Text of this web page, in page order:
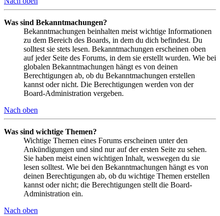
Was sind Bekanntmachungen?
Bekanntmachungen beinhalten meist wichtige Informationen
zu dem Bereich des Boards, in dem du dich befindest. Du
solltest sie stets lesen. Bekanntmachungen erscheinen oben
auf jeder Seite des Forums, in dem sie erstellt wurden. Wie bei
globalen Bekanntmachungen hängt es von deinen
Berechtigungen ab, ob du Bekanntmachungen erstellen
kannst oder nicht. Die Berechtigungen werden von der
Board-Administration vergeben.
Nach oben
Was sind wichtige Themen?
Wichtige Themen eines Forums erscheinen unter den
Ankündigungen und sind nur auf der ersten Seite zu sehen.
Sie haben meist einen wichtigen Inhalt, weswegen du sie
lesen solltest. Wie bei den Bekanntmachungen hängt es von
deinen Berechtigungen ab, ob du wichtige Themen erstellen
kannst oder nicht; die Berechtigungen stellt die Board-
Administration ein.
Nach oben